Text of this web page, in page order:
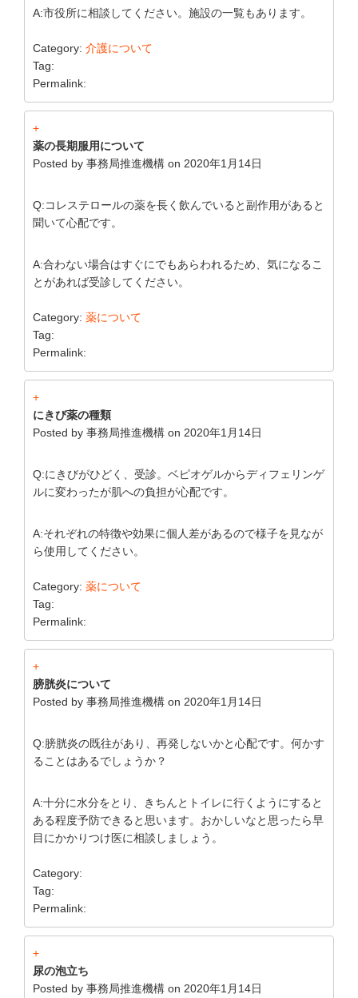
A:市役所に相談してください。施設の一覧もあります。
Category: 介護について
Tag:
Permalink:
+
薬の長期服用について
Posted by 事務局推進機構 on 2020年1月14日
Q:コレステロールの薬を長く飲んでいると副作用があると
聞いて心配です。
A:合わない場合はすぐにでもあらわれるため、気になるこ
とがあれば受診してください。
Category: 薬について
Tag:
Permalink:
+
にきび薬の種類
Posted by 事務局推進機構 on 2020年1月14日
Q:にきびがひどく、受診。ベピオゲルからディフェリンゲ
ルに変わったが肌への負担が心配です。
A:それぞれの特徴や効果に個人差があるので様子を見なが
ら使用してください。
Category: 薬について
Tag:
Permalink:
+
膀胱炎について
Posted by 事務局推進機構 on 2020年1月14日
Q:膀胱炎の既往があり、再発しないかと心配です。何かす
ることはあるでしょうか？
A:十分に水分をとり、きちんとトイレに行くようにすると
ある程度予防できると思います。おかしいなと思ったら早
目にかかりつけ医に相談しましょう。
Category:
Tag:
Permalink:
+
尿の泡立ち
Posted by 事務局推進機構 on 2020年1月14日